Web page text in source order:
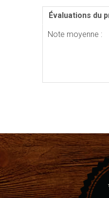
Évaluations du
Note moyenne :